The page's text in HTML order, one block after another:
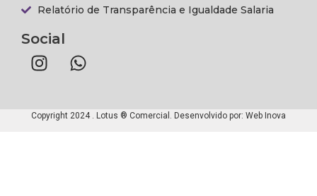
Relatório de Transparência e Igualdade Salaria
Social
Copyright 2024 . Lotus ® Comercial. Desenvolvido por: Web Inova